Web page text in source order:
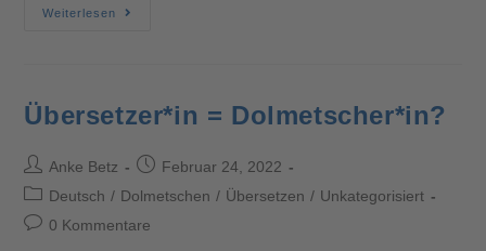
Weiterlesen
Übersetzer*in = Dolmetscher*in?
Anke Betz
Februar 24, 2022
Deutsch / Dolmetschen / Übersetzen / Unkategorisiert
0 Kommentare